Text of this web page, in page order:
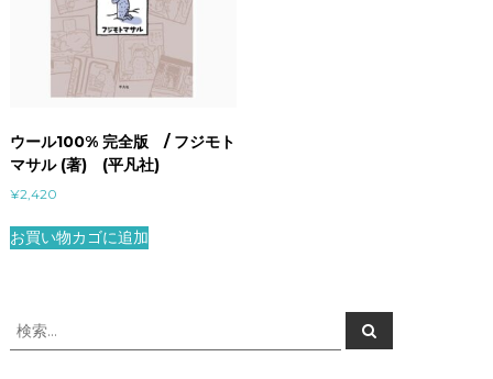
ウール100% 完全版 / フジモト
マサル (著) (平凡社)
¥2,420
お買い物カゴに追加
検
索
検
索